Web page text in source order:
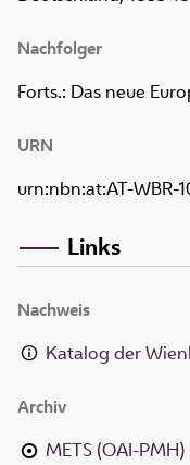
Nachfolger
Forts.: Das neue
URN
urn:nbn:at:AT-WBR-
Links
Nachweis
Katalog der
Archiv
METS (OAI-PMH)